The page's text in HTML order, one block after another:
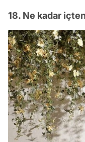
18. Ne kadar